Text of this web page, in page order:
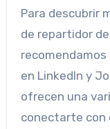
Para descubrir
de repartidor
en LinkedIn y
ofrecen una
conectarte con